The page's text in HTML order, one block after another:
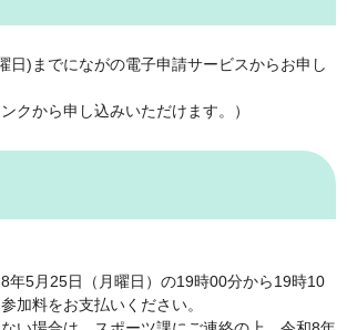
日)までにながの電子申請サービスからお申し
クから申し込みいただけます。）
年5月25日（月曜日）の19時00分から19時10
加料をお支払いください。